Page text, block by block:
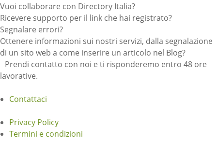
Vuoi collaborare con Directory Italia?
Ricevere supporto per il link che hai registrato?
Segnalare errori?
Ottenere informazioni sui nostri servizi, dalla segnalazione
di un sito web a come inserire un articolo nel Blog?
Prendi contatto con noi e ti risponderemo entro 48 ore
lavorative.
Contattaci
Privacy Policy
Termini e condizioni